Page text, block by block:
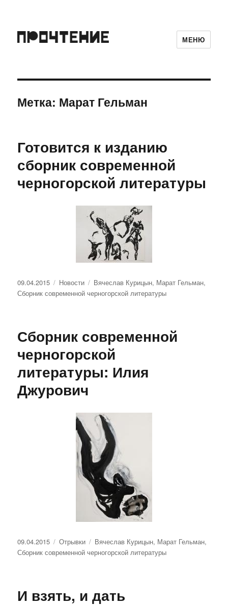
МЕНЮ
Метка: Марат Гельман
Готовится к изданию
сборник современной
черногорской литературы
Опубликовано
09.04.2015 Рубрики
Новости Метки
Вячеслав Курицын, Марат Гельман,
Сборник современной черногорской литературы
Сборник современной
черногорской
литературы: Илия
Джурович
Опубликовано
09.04.2015 Рубрики
Отрывки Метки
Вячеслав Курицын, Марат Гельман,
Сборник современной черногорской литературы
И взять, и дать